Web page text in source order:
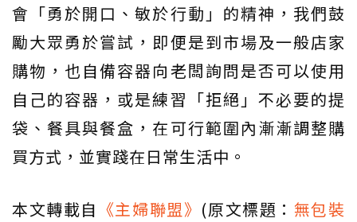
會「勇於開口、敏於行動」的精神，我們鼓
勵大眾勇於嘗試，即便是到市場及一般店家
購物，也自備容器向老闆詢問是否可以使用
自己的容器，或是練習「拒絕」不必要的提
袋、餐具與餐盒，在可行範圍內漸漸調整購
買方式，並實踐在日常生活中。
本文轉載自 《主婦聯盟》 (原文標題： 無包裝